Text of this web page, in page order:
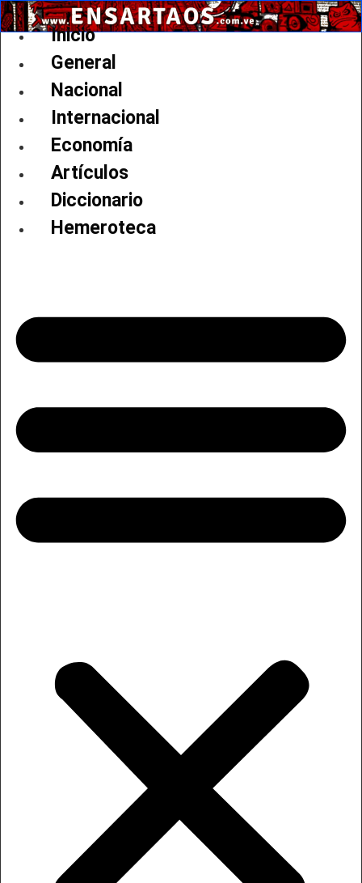
Ir
al
Inicio
General
Nacional
Internacional
Economía
Artículos
Diccionario
Hemeroteca